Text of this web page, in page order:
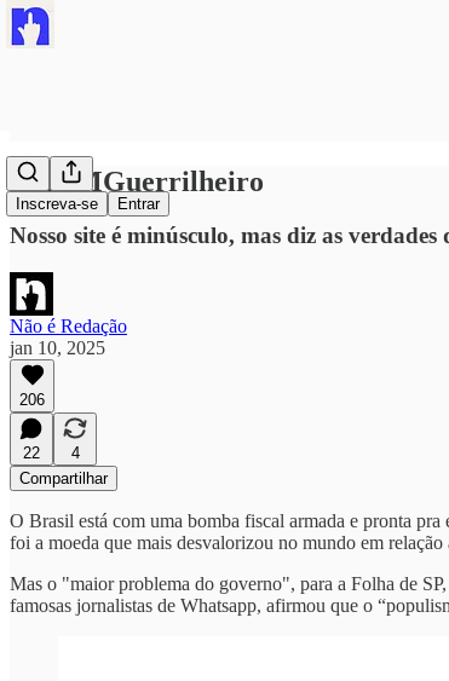
Inscreva-se Entrar
#NEIMGuerrilheiro
Nosso site é minúsculo, mas diz as
Não é Redação
jan 10, 2025
206
22
4
Compartilhar
O Brasil está com uma bomba fiscal armada e pronta
foi a moeda que mais desvalorizou no mundo em
Mas o "maior problema do governo", para a Folha de
famosas jornalistas de Whatsapp, afirmou que o